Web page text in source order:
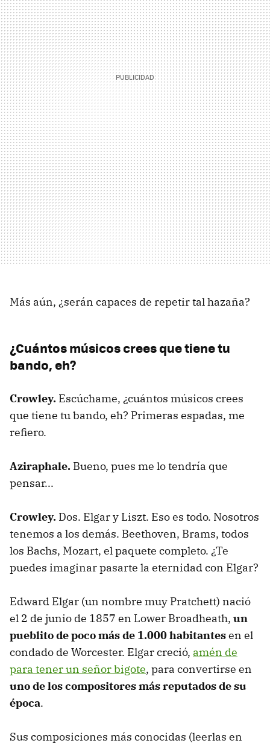
Más aún, ¿serán capaces de repetir tal hazaña?
¿Cuántos músicos crees que tiene tu
bando, eh?
Crowley. Escúchame, ¿cuántos músicos crees
que tiene tu bando, eh? Primeras espadas, me
refiero.
Aziraphale. Bueno, pues me lo tendría que
pensar...
Crowley. Dos. Elgar y Liszt. Eso es todo. Nosotros
tenemos a los demás. Beethoven, Brams, todos
los Bachs, Mozart, el paquete completo. ¿Te
puedes imaginar pasarte la eternidad con Elgar?
Edward Elgar (un nombre muy Pratchett) nació
el 2 de junio de 1857 en Lower Broadheath, un
pueblito de poco más de 1.000 habitantesen el
condado de Worcester. Elgar creció, amén de
para tener un señor bigote, para convertirse en
uno de los compositores más reputados de su
época.
Sus composiciones más conocidas (leerlas en